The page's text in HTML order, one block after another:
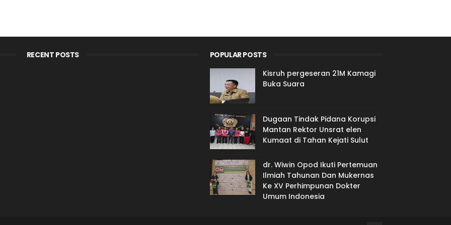
RECENT POSTS
POPULAR POSTS
Kisruh pergeseran 21M Kamagi
Buka Suara
Dugaan Tindak Pidana Korupsi
Mantan Rektor Unsrat elen
Kumaat di Tahan Kejati Sulut
dr. Wiwin Opod Ikuti Pertemuan
Ilmiah Tahunan Dan Mukernas
Ke XV Perhimpunan Dokter
Umum Indonesia